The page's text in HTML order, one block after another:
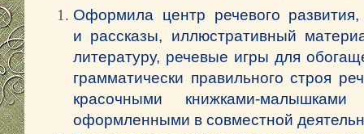
Оформила центр речевого
и рассказы, иллюстративный
литературу, речевые игры для
грамматически правильного строя
красочными книжками-
оформленными в совместной